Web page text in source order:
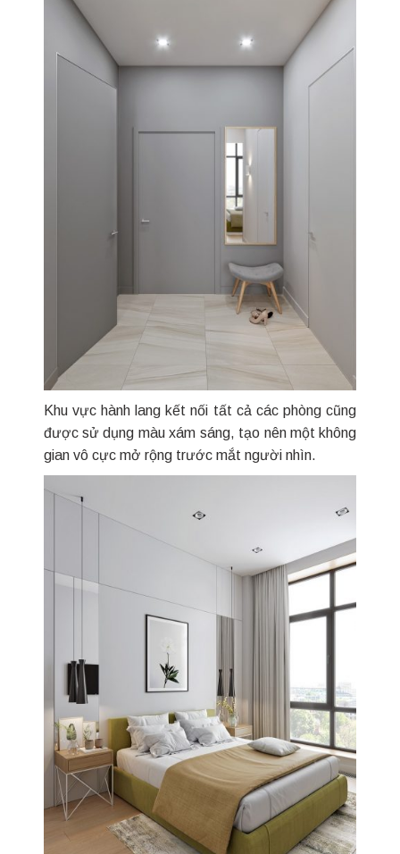
Khu vực hành lang kết nối tất cả các phòng cũng
được sử dụng màu xám sáng, tạo nên một không
gian vô cực mở rộng trước mắt người nhìn.